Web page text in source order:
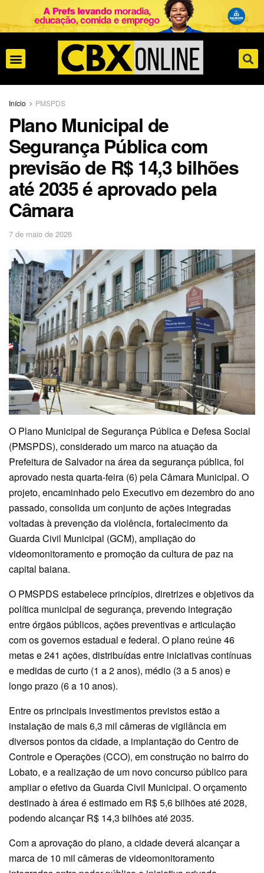
Início PMSPDS
Plano Municipal de
Segurança Pública com
previsão de R$ 14,3 bilhões
até 2035 é aprovado pela
Câmara
7 de maio de 2026
O Plano Municipal de Segurança Pública e Defesa Social
(PMSPDS), considerado um marco na atuação da
Prefeitura de Salvador na área da segurança pública, foi
aprovado nesta quarta-feira (6) pela Câmara Municipal. O
projeto, encaminhado pelo Executivo em dezembro do ano
passado, consolida um conjunto de ações integradas
voltadas à prevenção da violência, fortalecimento da
Guarda Civil Municipal (GCM), ampliação do
videomonitoramento e promoção da cultura de paz na
capital baiana.
O PMSPDS estabelece princípios, diretrizes e objetivos da
política municipal de segurança, prevendo integração
entre órgãos públicos, ações preventivas e articulação
com os governos estadual e federal. O plano reúne 46
metas e 241 ações, distribuídas entre iniciativas contínuas
e medidas de curto (1 a 2 anos), médio (3 a 5 anos) e
longo prazo (6 a 10 anos).
Entre os principais investimentos previstos estão a
instalação de mais 6,3 mil câmeras de vigilância em
diversos pontos da cidade, a implantação do Centro de
Controle e Operações (CCO), em construção no bairro do
Lobato, e a realização de um novo concurso público para
ampliar o efetivo da Guarda Civil Municipal. O orçamento
destinado à área é estimado em R$ 5,6 bilhões até 2028,
podendo alcançar R$ 14,3 bilhões até 2035.
Com a aprovação do plano, a cidade deverá alcançar a
marca de 10 mil câmeras de videomonitoramento